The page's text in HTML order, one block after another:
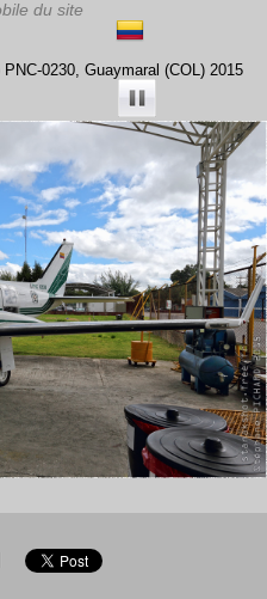
0230, Guaymaral (COL) 2015